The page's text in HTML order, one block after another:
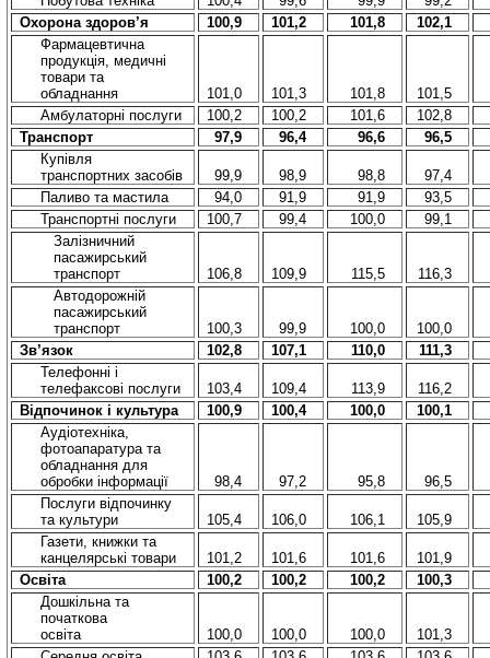
Охорона здоров’я
100,9 101,2 101,8
102,1
Фармацевтична
продукція, медичні
товари та
обладнання
101,0 101,3 101,8
101,5
Амбулаторні послуги
100,2 100,2 101,6
102,8
Транспорт
97,9 96,4 96,6
96,5
Купівля
транспортних засобів
99,9 98,9 98,8
97,4
Паливо та мастила
94,0 91,9 91,9
93,5
Транспортні послуги
100,7 99,4 100,0
99,1
Залізничний
пасажирський
транспорт
106,8 109,9 115,5
116,3
Автодорожній
пасажирський
транспорт
100,3 99,9 100,0
100,0
Зв’язок
102,8 107,1 110,0
111,3
Телефонні і
телефаксові послуги
103,4 109,4 113,9
116,2
Відпочинок і культура
100,9 100,4 100,0
100,1
Аудіотехніка,
фотоапаратура та
обладнання для
обробки інформації
98,4 97,2 95,8
96,5
Послуги відпочинку
та культури
105,4 106,0 106,1
105,9
Газети, книжки та
канцелярські товари
101,2 101,6 101,6
101,9
Освіта
100,2 100,2 100,2
100,3
Дошкільна та
початкова
освіта
100,0 100,0 100,0
101,3